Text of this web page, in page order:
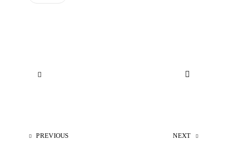
PREVIOUS NEXT